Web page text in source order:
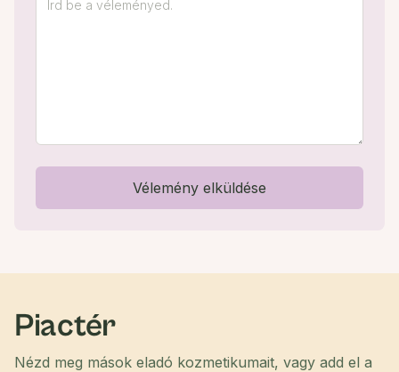
Vélemény elküldése
Piactér
Nézd meg mások eladó kozmetikumait, vagy add el a